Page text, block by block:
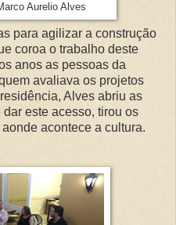
Aurelio Alves
agilizar a construção
coroa o trabalho deste
anos as pessoas da
avaliava os projetos
Alves abriu as
este acesso, tirou os
acontece a cultura.